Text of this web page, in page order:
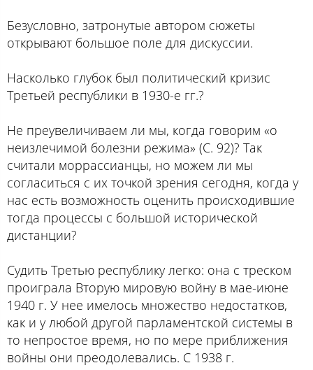
Безусловно, затронутые автором сюжеты
открывают большое поле для дискуссии.
Насколько глубок был политический кризис
Третьей республики в 1930-е гг.?
Не преувеличиваем ли мы, когда говорим «о
неизлечимой болезни режима» (С. 92)? Так
считали моррассианцы, но можем ли мы
согласиться с их точкой зрения сегодня, когда у
нас есть возможность оценить происходившие
тогда процессы с большой исторической
дистанции?
Судить Третью республику легко: она с треском
проиграла Вторую мировую войну в мае-июне
1940 г. У нее имелось множество недостатков,
как и у любой другой парламентской системы в
то непростое время, но по мере приближения
войны они преодолевались. С 1938 г.